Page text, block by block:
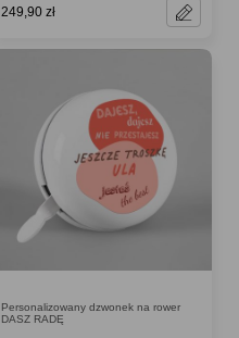
249,90 zł
Personalizowany dzwonek na rower
DASZ RADĘ